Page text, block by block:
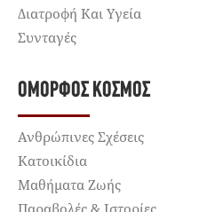
Διατροφή Και Υγεία
Συνταγές
ΌΜΟΡΦΟΣ ΚΌΣΜΟΣ
Ανθρώπινες Σχέσεις
Κατοικίδια
Μαθήματα Ζωής
Παραβολές & Ιστορίες